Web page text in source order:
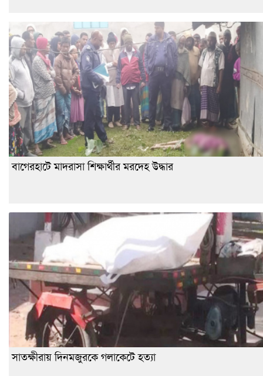
বাগেরহাটে মাদরাসা শিক্ষার্থীর মরদেহ উদ্ধার
সাতক্ষীরায় দিনমজুরকে গলাকেটে হত্যা